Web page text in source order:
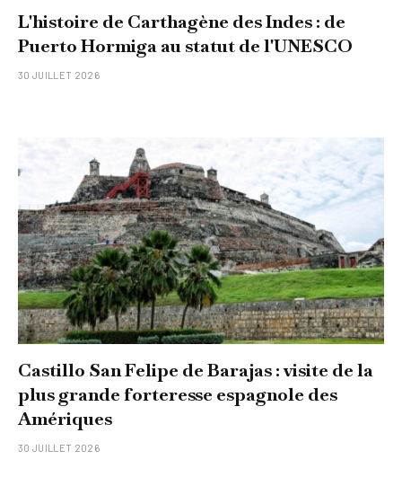
L'histoire de Carthagène des Indes : de
Puerto Hormiga au statut de l'UNESCO
30 JUILLET 2026
Castillo San Felipe de Barajas : visite de la
plus grande forteresse espagnole des
Amériques
30 JUILLET 2026